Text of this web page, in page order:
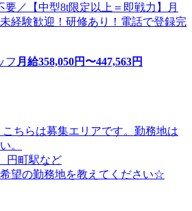
要／【中型8t限定以上＝即戦力】月
経験歓迎！研修あり！電話で登録完
フ 月給358,050円〜447,563円
ちらは募集エリアです。勤務地は
。
円町駅など
望の勤務地を教えてください☆